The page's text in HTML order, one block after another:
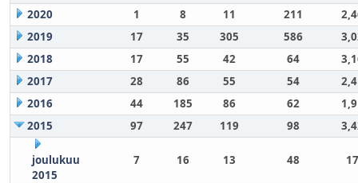
2020
1 8 11 211
2019
17 35 305 586
2018
17 55 42 64
2017
28 86 55 54
2016
44 185 86 62
2015
97 247 119 98
joulukuu
2015
7 16 13 48